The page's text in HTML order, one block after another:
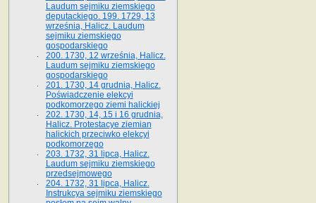
Laudum sejmiku ziemskiego
deputackiego. 199. 1729, 13
września, Halicz. Laudum
sejmiku ziemskiego
gospodarskiego
200. 1730, 12 września, Halicz.
Laudum sejmiku ziemskiego
gospodarskiego
201. 1730, 14 grudnia, Halicz.
Poświadczenie elekcyi
podkomorzego ziemi halickiej
202. 1730, 14, 15 i 16 grudnia,
Halicz. Protestacye ziemian
halickich przeciwko elekcyi
podkomorzego
203. 1732, 31 lipca, Halicz.
Laudum sejmiku ziemskiego
przedsejmowego
204. 1732, 31 lipca, Halicz.
Instrukcya sejmiku ziemskiego